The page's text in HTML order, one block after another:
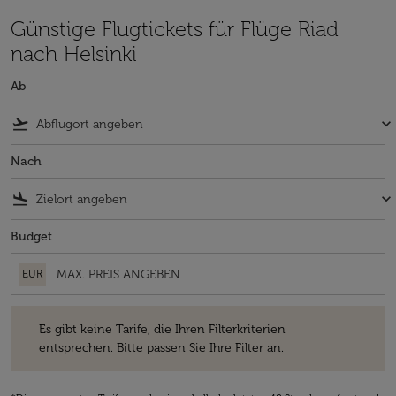
Günstige Flugtickets für Flüge Riad
nach Helsinki
Ab
flight_takeoff keyboard_arrow_down
Nach
flight_land keyboard_arrow_down
Budget
EUR
Es gibt keine Tarife, die Ihren Filterkriterien
entsprechen. Bitte passen Sie Ihre Filter an.